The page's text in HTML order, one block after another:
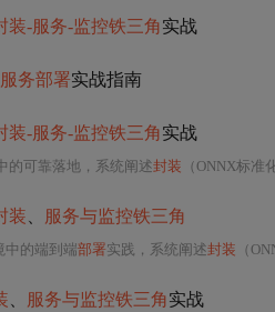
装-服务-监控铁三角实战
务部署实战指南
装-服务-监控铁三角实战
的可靠落地，系统阐述封装 （ONNX标准
装 服务与监控铁三角
中的端到端部署实践，系统阐述封装 （
服务与监控铁三角实战